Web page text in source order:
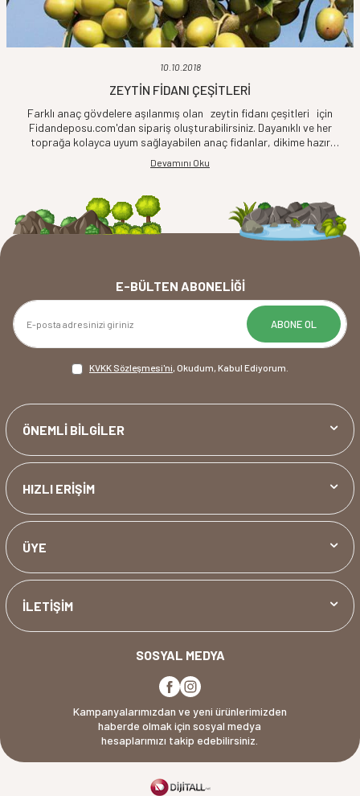
10.10.2018
ZEYTIN FIDANI ÇEŞITLERI
Farklı anaç gövdelere aşılanmış olan zeytin fidanı çeşitleri için
Fidandeposu.com'dan sipariş oluşturabilirsiniz. Dayanıklı ve her
toprağa kolayca uyum sağlayabilen anaç fidanlar, dikime hazır
dayanıklı bitki fidanları bulunan online fidan satış mağazamızda
Devamını Oku
E-BÜLTEN ABONELIĞI
ABONE OL
KVKK Sözleşmesi'ni , Okudum, Kabul Ediyorum.
ÖNEMLİ BİLGİLER
HIZLI ERİŞİM
ÜYE
İLETİŞİM
SOSYAL MEDYA
Kampanyalarımızdan ve yeni ürünlerimizden
haberde olmak için sosyal medya
hesaplarımızı takip edebilirsiniz.